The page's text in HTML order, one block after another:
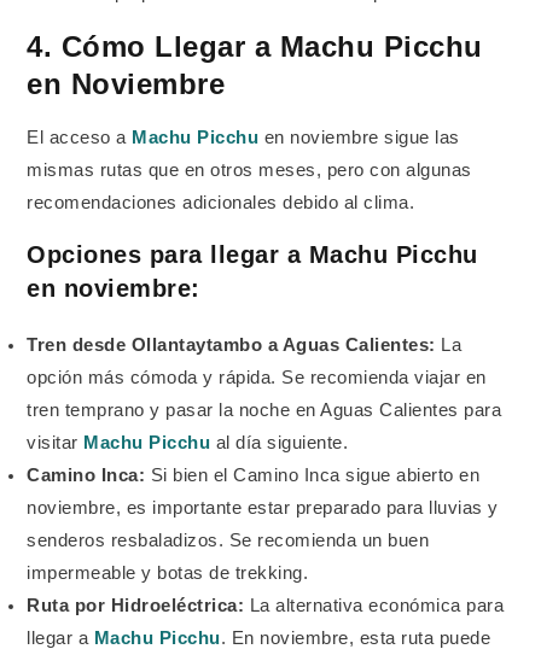
4. Cómo Llegar a Machu Picchu
en Noviembre
El acceso a Machu Picchu en noviembre sigue las
mismas rutas que en otros meses, pero con algunas
recomendaciones adicionales debido al clima.
Opciones para llegar a Machu Picchu
en noviembre:
Tren desde Ollantaytambo a Aguas Calientes: La
opción más cómoda y rápida. Se recomienda viajar en
tren temprano y pasar la noche en Aguas Calientes para
visitar Machu Picchu al día siguiente.
Camino Inca: Si bien el Camino Inca sigue abierto en
noviembre, es importante estar preparado para lluvias y
senderos resbaladizos. Se recomienda un buen
impermeable y botas de trekking.
Ruta por Hidroeléctrica: La alternativa económica para
llegar a Machu Picchu. En noviembre, esta ruta puede